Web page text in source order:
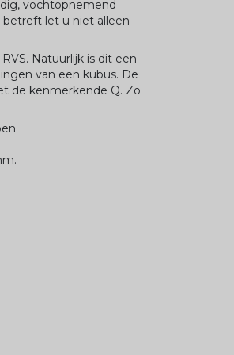
vochtopnemend
betreft let u niet alleen
Natuurlijk is dit een
van een kubus. De
de kenmerkende Q. Zo